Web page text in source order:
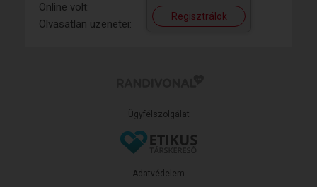
Online volt:
Olvasatlan üzenetei:
Regisztrálok
Ügyfélszolgálat
Adatvédelem